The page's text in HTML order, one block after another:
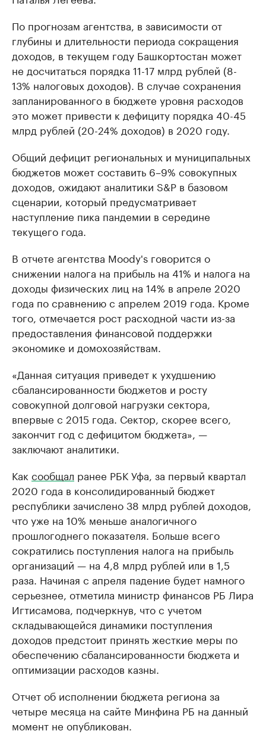
По прогнозам агентства, в зависимости от
глубины и длительности периода сокращения
доходов, в текущем году Башкортостан может
не досчитаться порядка 11-17 млрд рублей (8-
13% налоговых доходов). В случае сохранения
запланированного в бюджете уровня расходов
это может привести к дефициту порядка 40-45
млрд рублей (20-24% доходов) в 2020 году.
Общий дефицит региональных и муниципальных
бюджетов может составить 6–9% совокупных
доходов, ожидают аналитики S&P в базовом
сценарии, который предусматривает
наступление пика пандемии в середине
текущего года.
В отчете агентства Moody's говорится о
снижении налога на прибыль на 41% и налога на
доходы физических лиц на 14% в апреле 2020
года по сравнению с апрелем 2019 года. Кроме
того, отмечается рост расходной части из-за
предоставления финансовой поддержки
экономике и домохозяйствам.
«Данная ситуация приведет к ухудшению
сбалансированности бюджетов и росту
совокупной долговой нагрузки сектора,
впервые с 2015 года. Сектор, скорее всего,
закончит год с дефицитом бюджета», —
заключают аналитики.
Как сообщал ранее РБК Уфа, за первый квартал
2020 года в консолидированный бюджет
республики зачислено 38 млрд рублей доходов,
что уже на 10% меньше аналогичного
прошлогоднего показателя. Больше всего
сократились поступления налога на прибыль
организаций — на 4,8 млрд рублей или в 1,5
раза. Начиная с апреля падение будет намного
серьезнее, отметила министр финансов РБ Лира
Игтисамова, подчеркнув, что с учетом
складывающейся динамики поступления
доходов предстоит принять жесткие меры по
обеспечению сбалансированности бюджета и
оптимизации расходов казны.
Отчет об исполнении бюджета региона за
четыре месяца на сайте Минфина РБ на данный
момент не опубликован.